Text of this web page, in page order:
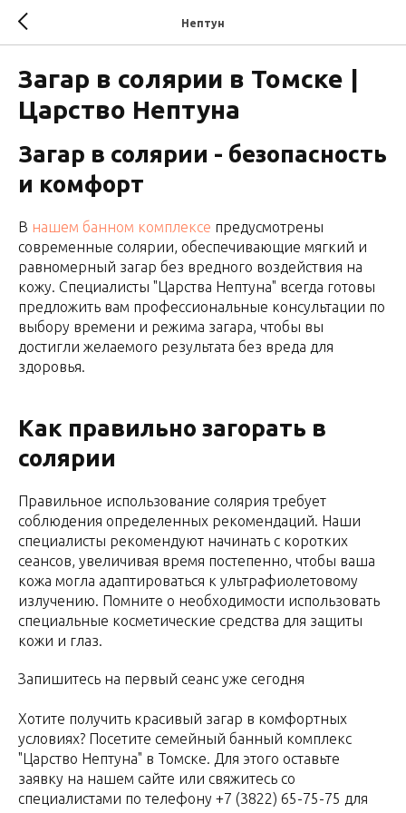
Нептун
Загар в солярии в Томске |
Царство Нептуна
Загар в солярии - безопасность
и комфорт
В нашем банном комплексе предусмотрены
современные солярии, обеспечивающие мягкий и
равномерный загар без вредного воздействия на
кожу. Специалисты "Царства Нептуна" всегда готовы
предложить вам профессиональные консультации по
выбору времени и режима загара, чтобы вы
достигли желаемого результата без вреда для
здоровья.
Как правильно загорать в
солярии
Правильное использование солярия требует
соблюдения определенных рекомендаций. Наши
специалисты рекомендуют начинать с коротких
сеансов, увеличивая время постепенно, чтобы ваша
кожа могла адаптироваться к ультрафиолетовому
излучению. Помните о необходимости использовать
специальные косметические средства для защиты
кожи и глаз.
Запишитесь на первый сеанс уже сегодня
Хотите получить красивый загар в комфортных
условиях? Посетите семейный банный комплекс
"Царство Нептуна" в Томске. Для этого оставьте
заявку на нашем сайте или свяжитесь со
специалистами по телефону +7 (3822) 65-75-75 для